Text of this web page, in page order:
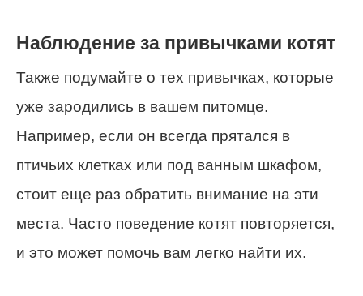
Наблюдение за привычками котят
Также подумайте о тех привычках, которые
уже зародились в вашем питомце.
Например, если он всегда прятался в
птичьих клетках или под ванным шкафом,
стоит еще раз обратить внимание на эти
места. Часто поведение котят повторяется,
и это может помочь вам легко найти их.